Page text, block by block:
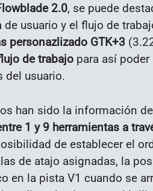
2.0, se puede
de usuario y el flujo de
personazlizado GTK+3
de trabajo para así
del usuario.
han sido la información
1 y 9 herramientas a
de establecer el
de atajo asignadas, la
en la pista V1 cuando se